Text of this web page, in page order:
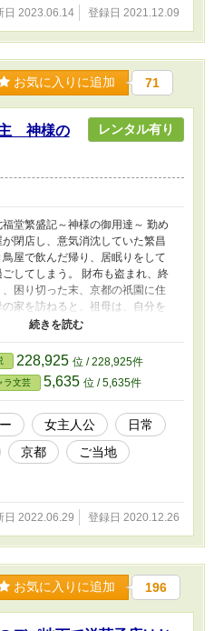
日 2023.06.14 登録日 2021.12.09
お気に入りに追加 71
主 神様の
レンタル有り
福堂繁盛記～神様の御用達～ 勤め
閉店し、意気消沈していた繁昌
屋で飲んだ帰り、居眠りをして
ごしてしまう。 財布も盗まれ、終
困り切った末、京都の祇園に住
の家を訪ねると、祖母は、自分を
寿だと名乗る謎の男性・八束と一
と協力して、祖母から受け継いだ
堂』を立て直そうとする。 けれ
は神様ばかりで！？ ※キャラ文
ています。気に入っていただけ
していただけると嬉しいです。
－－－－－－－－－－－－ 実在
所等が出てきますが、このお話
です。実在の神社、場所、人物
はございません。
228,925 位 / 228,925件
ラ文芸 5,635 位 / 5,635件
女主人公
日常
京都
ご当地
日 2022.06.29 登録日 2020.12.26
お気に入りに追加 196